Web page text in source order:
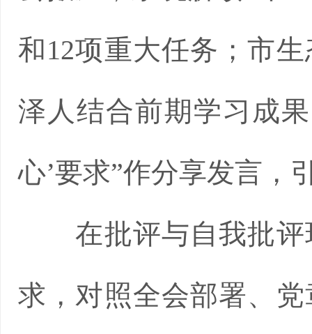
和12项重大任务；市
泽人结合前期学习成
心’要求”作分享发言，
在批评与自我批评
求，对照全会部署、